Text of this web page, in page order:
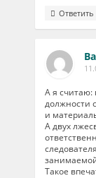
Ответить
А я считаю:
должности
и
А двух
Такое